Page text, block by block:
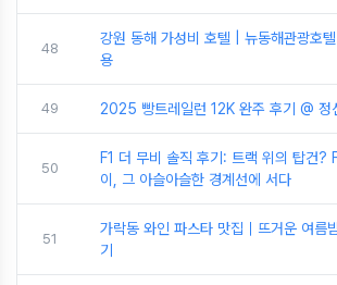
48
강원 동해 가성비 호텔 | 뉴동해관광호
용
49 2025 빵트레일런 12K 완주 후기 @ 정
50
F1 더 무비 솔직 후기: 트랙 위의 탑건?
이, 그 아슬아슬한 경계선에 서다
51
가락동 와인 파스타 맛집｜뜨거운 여름
기